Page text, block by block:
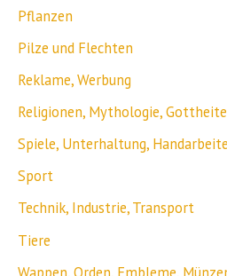
Pflanzen
Pilze und Flechten
Reklame, Werbung
Religionen, Mythologie,
Spiele, Unterhaltung,
Sport
Technik, Industrie, Transport
Tiere